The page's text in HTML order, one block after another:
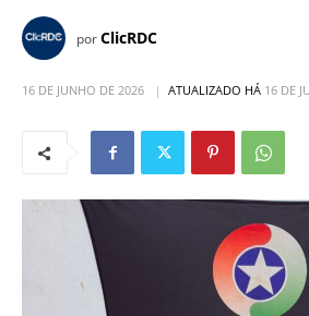
porClicRDC
16 DE JUNHO DE 2026 ATUALIZADO HÁ 16 DE